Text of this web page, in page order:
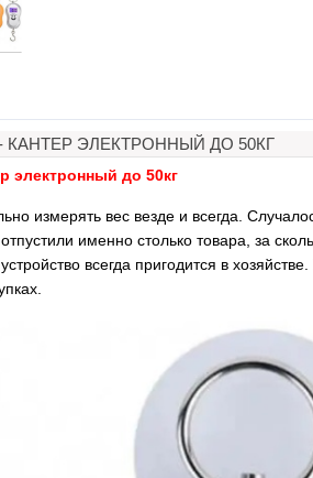
для объемного
Загуститель
ЭЛЕКТРОННЫЙ ДО 50КГ
электронный до 50кг
измерять вес везде и всегда.
именно столько товара, за
всегда пригодится в